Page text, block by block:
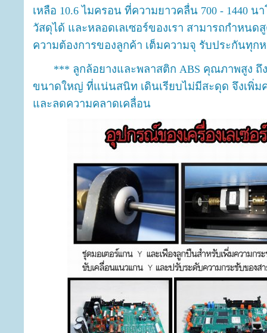
เหลือ 10.6 ไมครอน ที่ความยาวคลื่น 700 - 1440
วัสดุได้ และหลอดเลเซอร์ของเรา สามารถกำหนด
ความต้องการของลูกค้า เต็มความจุ รับประกันทุก
*** ลูกล้อยางและพลาสติก ABS คุณภาพสูง ถึง
ขนาดใหญ่ ที่แน่นสนิท เดินเรียบไม่มีสะดุด จึงเพิ่
และลดความคลาดเคลื่อน